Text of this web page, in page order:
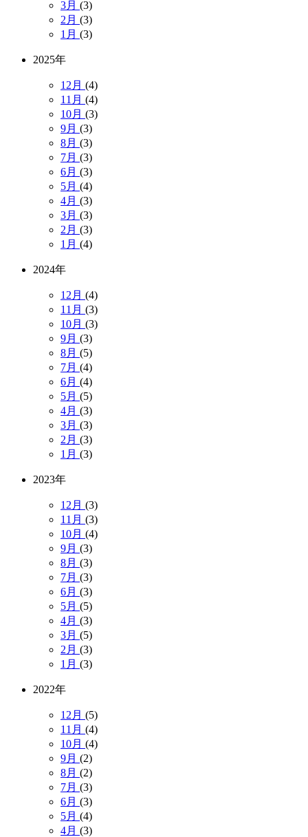
3月 (3)
2月 (3)
1月 (3)
2025年
12月 (4)
11月 (4)
10月 (3)
9月 (3)
8月 (3)
7月 (3)
6月 (3)
5月 (4)
4月 (3)
3月 (3)
2月 (3)
1月 (4)
2024年
12月 (4)
11月 (3)
10月 (3)
9月 (3)
8月 (5)
7月 (4)
6月 (4)
5月 (5)
4月 (3)
3月 (3)
2月 (3)
1月 (3)
2023年
12月 (3)
11月 (3)
10月 (4)
9月 (3)
8月 (3)
7月 (3)
6月 (3)
5月 (5)
4月 (3)
3月 (5)
2月 (3)
1月 (3)
2022年
12月 (5)
11月 (4)
10月 (4)
9月 (2)
8月 (2)
7月 (3)
6月 (3)
5月 (4)
4月 (3)